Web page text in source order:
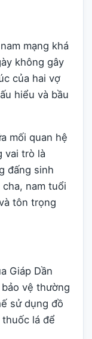
mạng khá
không gây
của hai vợ
hiểu và bầu
mối quan hệ
vai trò là
đấng sinh
nam tuổi
tôn trọng
Giáp Dần
vệ thường
sử dụng đồ
lá để